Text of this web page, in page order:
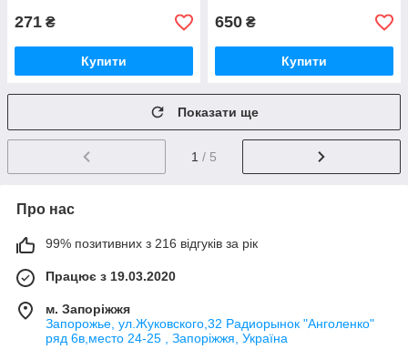
271 ₴
Купити
650 ₴
Купити
Показати ще
1 / 5
Про нас
99% позитивних з 216 відгуків за рік
Працює з 19.03.2020
м. Запоріжжя
Запорожье, ул.Жуковского,32 Радиорынок "Анголенко"
ряд 6в,место 24-25 , Запоріжжя, Україна